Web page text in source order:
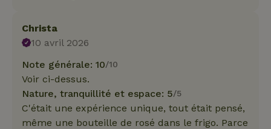
Christa
10 avril 2026
Note générale: 10/10
Voir ci-dessus.
Nature, tranquillité et espace: 5/5
C'était une expérience unique, tout était pensé,
même une bouteille de rosé dans le frigo. Parce